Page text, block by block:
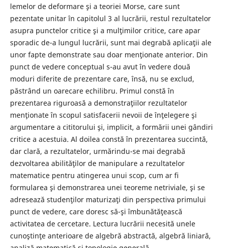
lemelor de deformare şi a teoriei Morse, care sunt
pezentate unitar în capitolul 3 al lucrării, restul rezultatelor
asupra punctelor critice şi a mulţimilor critice, care apar
sporadic de-a lungul lucrării, sunt mai degrabă aplicaţii ale
unor fapte demonstrate sau doar menţionate anterior. Din
punct de vedere conceptual s-au avut în vedere două
moduri diferite de prezentare care, însă, nu se exclud,
păstrând un oarecare echilibru. Primul constă în
prezentarea riguroasă a demonstraţiilor rezultatelor
menţionate în scopul satisfacerii nevoii de înţelegere şi
argumentare a cititorului şi, implicit, a formării unei gândiri
critice a acestuia. Al doilea constă în prezentarea succintă,
dar clară, a rezultatelor, urmărindu-se mai degrabă
dezvoltarea abilităţilor de manipulare a rezultatelor
matematice pentru atingerea unui scop, cum ar fi
formularea şi demonstrarea unei teoreme netriviale, şi se
adresează studenţilor maturizaţi din perspectiva primului
punct de vedere, care doresc să-şi îmbunătăţească
activitatea de cercetare. Lectura lucrării necesită unele
cunoştinţe anterioare de algebră abstractă, algebră liniară,